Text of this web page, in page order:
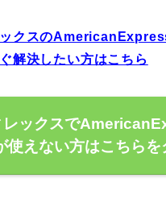
クスの
解決したい方はこちら
レックスで
使えない方はこちらを